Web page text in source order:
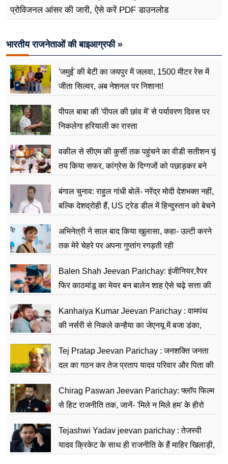
प्रोविजनल आंसर की जारी, ऐसे करें PDF डाउनलोड
भारतीय राजनेताओं की बाइआग्रफी »
'जमुई' की बेटी का जयपुर में जलवा, 1500 मीटर रेस में
जीता सिल्वर, अब नेशनल पर निशाना!
पीपल बाबा की 'पीपल की छांव में' से पर्यावरण दिवस पर
निकलेगा हरियाली का रास्ता
वकील से सीएम की कुर्सी तक पहुंचने का वीडी सतीशन यूं
तय किया सफर, कांग्रेस के दिग्गजों को पछाड़कर बने
बंगाल चुनाव: राहुल गांधी बोलें- नरेंद्र मोदी देशभक्त नहीं,
बल्कि देशद्रोही हैं, US ट्रेड डील में हिन्दुस्तान को बेचने
अभिनेत्री ने साल बाद किया खुलासा, कहा- उल्टी करने
तक मेरे चेहरे पर अपना गुप्तांग रगड़ती रही
Balen Shah Jeevan Parichay: इंजीनियर,रैपर
फिर काठमांडू का मेयर बन बालेन शाह ऐसे चढ़े सत्ता की
Kanhaiya Kumar Jeevan Parichay : वामपंथ
की नर्सरी से निकले कन्हैया का जेएनयू में बजा डंका,
Tej Pratap Jeevan Parichay : जनशक्ति जनता
दल का गठन कर तेज प्रताप यादव परिवार और पिता की
Chirag Paswan Jeevan Parichay: फ्लॉप फिल्म
से हिट राजनीति तक, जानें- 'मिले न मिले हम' के हीरो
Tejashwi Yadav jeevan parichay : तेजस्वी
यादव क्रिकेट के साथ ही राजनीति के हैं माहिर खिलाड़ी,